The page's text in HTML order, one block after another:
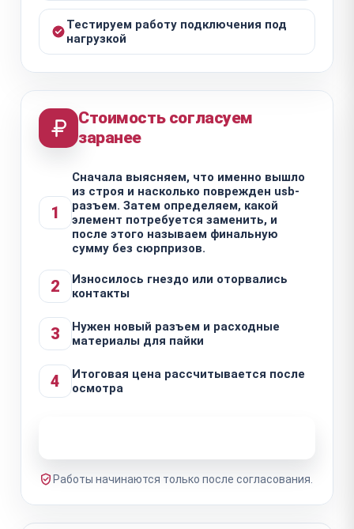
Тестируем работу подключения под
нагрузкой
Стоимость согласуем
заранее
1
Сначала выясняем, что именно вышло
из строя и насколько поврежден usb-
разъем. Затем определяем, какой
элемент потребуется заменить, и
после этого называем финальную
сумму без сюрпризов.
2
Износилось гнездо или оторвались
контакты
3
Нужен новый разъем и расходные
материалы для пайки
4
Итоговая цена рассчитывается после
осмотра
Работы начинаются только после согласования.